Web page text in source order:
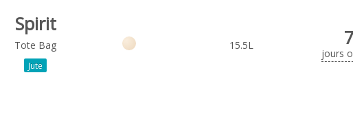
Spirit
Tote Bag
Jute
15.5L 7
jours